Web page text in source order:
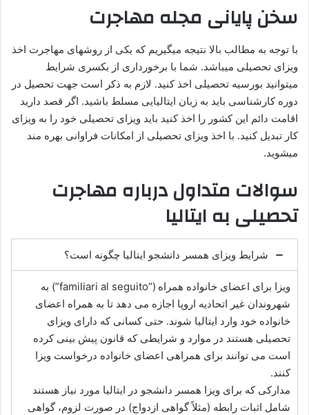
سخن پایانی مجله مهاجرت
با توجه به مطالب بالا نتیجه میگیریم که یکی از روشهای مهاجرت اخذ
ویزای تحصیلی میباشد. شما با برخورداری از بکسری شرایط
میتوانید بورسیه تحصیلی اخذ کنید. لازم به ذکر است جهت تحصیل در
دوره کارشناسی باید به زبان ایتالیایی مسلط باشید. اگر قصد دارید
اقامت دائم این کشور را اخذ کنید باید ویزای تحصیلی خود را به ویزای
کار تبدیل کنید. با اخذ ویزای تحصیلی از امکانات فراوانی بهره مند
میشوید.
سوالات متداول درباره مهاجرت
تحصیلی به ایتالیا
شرایط ویزای همسر دانشجو ایتالیا چگونه است؟
ویزا برای اعضای خانواده همراه (“familiari al seguito”) به
شهروندان غیر اتحادیه اروپا اجازه می دهد تا به همراه اعضای
خانواده خود وارد ایتالیا شوند. حتی کسانی که دارای ویزای
تحصیلی هستند در موارد و شرایطی که قانون پیش بینی کرده
است می توانند برای همراهی اعضای خانواده درخواست ویزا
کنند.
مدارکی که برای ویزا همسر دانشجو در ایتالیا مورد نیاز هستند
شامل اثبات رابطه (مثلاً گواهی ازدواج) در صورت لزوم، گواهی